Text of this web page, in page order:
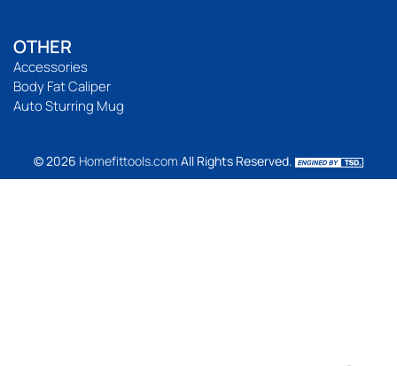
OTHER
Accessories
Body Fat Caliper
Auto Sturring Mug
© 2026 Homefittools.com All Rights Reserved.